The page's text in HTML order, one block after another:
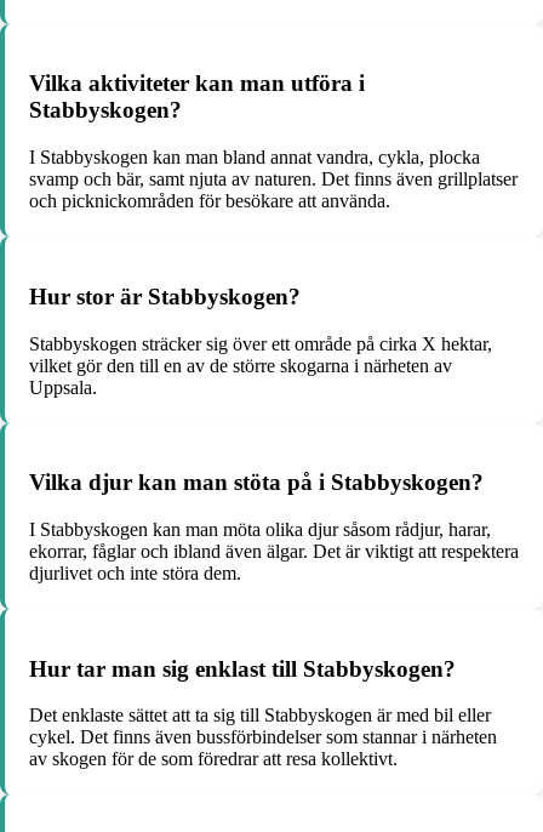
Vilka aktiviteter kan man utföra i
Stabbyskogen?
I Stabbyskogen kan man bland annat vandra, cykla, plocka
svamp och bär, samt njuta av naturen. Det finns även grillplatser
och picknickområden för besökare att använda.
Hur stor är Stabbyskogen?
Stabbyskogen sträcker sig över ett område på cirka X hektar,
vilket gör den till en av de större skogarna i närheten av
Uppsala.
Vilka djur kan man stöta på i Stabbyskogen?
I Stabbyskogen kan man möta olika djur såsom rådjur, harar,
ekorrar, fåglar och ibland även älgar. Det är viktigt att respektera
djurlivet och inte störa dem.
Hur tar man sig enklast till Stabbyskogen?
Det enklaste sättet att ta sig till Stabbyskogen är med bil eller
cykel. Det finns även bussförbindelser som stannar i närheten
av skogen för de som föredrar att resa kollektivt.